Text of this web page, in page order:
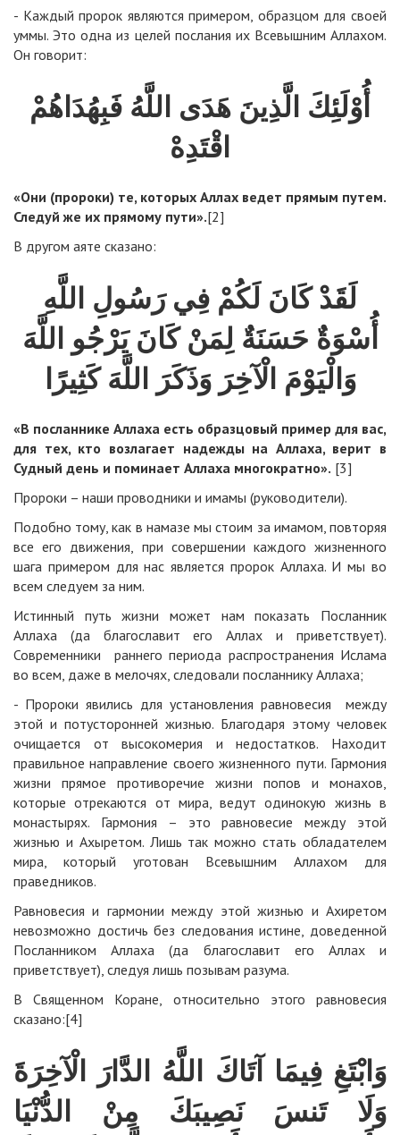
- Каждый пророк являются примером, образцом для своей
уммы. Это одна из целей послания их Всевышним Аллахом.
Он говорит:
أُوْلَئِكَ الَّذِينَ هَدَى اللَّهُ فَبِهُدَاهُمْ
اقْتَدِهْ
«Они (пророки) те, которых Аллах ведет прямым путем.
Следуй же их прямому пути».[2]
В другом аяте сказано:
لَقَدْ كَانَ لَكُمْ فِي رَسُولِ اللَّهِ
أُسْوَةٌ حَسَنَةٌ لِمَنْ كَانَ يَرْجُو اللَّهَ
وَالْيَوْمَ الْآخِرَ وَذَكَرَ اللَّهَ كَثِيرًا
«В посланнике Аллаха есть образцовый пример для вас,
для тех, кто возлагает надежды на Аллаха, верит в
Судный день и поминает Аллаха многократно». [3]
Пророки – наши проводники и имамы (руководители).
Подобно тому, как в намазе мы стоим за имамом, повторяя
все его движения, при совершении каждого жизненного
шага примером для нас является пророк Аллаха. И мы во
всем следуем за ним.
Истинный путь жизни может нам показать Посланник
Аллаха (да благославит его Аллах и приветствует).
Современники раннего периода распространения Ислама
во всем, даже в мелочях, следовали посланнику Аллаха;
- Пророки явились для установления равновесия между
этой и потусторонней жизнью. Благодаря этому человек
очищается от высокомерия и недостатков. Находит
правильное направление своего жизненного пути. Гармония
жизни прямое противоречие жизни попов и монахов,
которые отрекаются от мира, ведут одинокую жизнь в
монастырях. Гармония – это равновесие между этой
жизнью и Ахыретом. Лишь так можно стать обладателем
мира, который уготован Всевышним Аллахом для
праведников.
Равновесия и гармонии между этой жизнью и Ахиретом
невозможно достичь без следования истине, доведенной
Посланником Аллаха (да благославит его Аллах и
приветствует), следуя лишь позывам разума.
В Священном Коране, относительно этого равновесия
сказано:[4]
وَابْتَغِ فِيمَا آتَاكَ اللَّهُ الدَّارَ الْآخِرَةَ
وَلَا تَنسَ نَصِيبَكَ مِنْ الدُّنْيَا